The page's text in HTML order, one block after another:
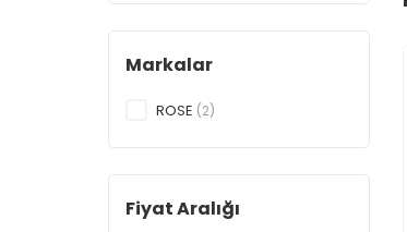
Markalar
ROSE (2)
Fiyat Aralığı